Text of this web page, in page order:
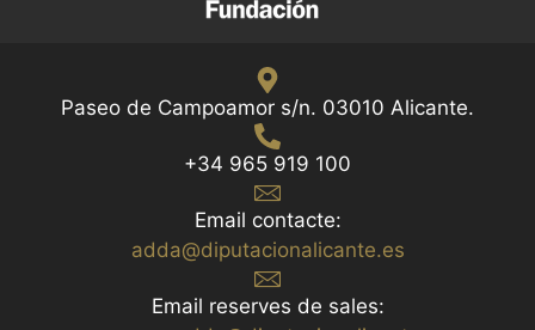
Paseo de Campoamor s/n. 03010 Alicante.
+34 965 919 100
Email contacte:
adda@diputacionalicante.es
Email reserves de sales: